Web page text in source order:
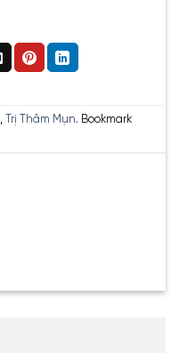
, Trị Thâm Mụn. Bookmark